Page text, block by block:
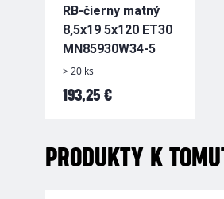
RB-čierny matný
8,5x19 5x120 ET30
MN85930W34-5
> 20 ks
193,25 €
PRODUKTY K